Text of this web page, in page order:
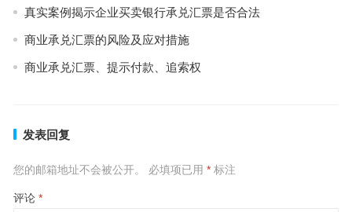
真实案例揭示企业买卖银行承兑汇票是否合法
商业承兑汇票的风险及应对措施
商业承兑汇票、提示付款、追索权
发表回复
您的邮箱地址不会被公开。 必填项已用 *标注
评论 *